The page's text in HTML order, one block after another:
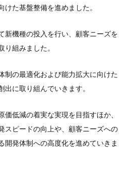
た基盤整備を進めました。
新機種の投入を行い、顧客ニーズを
り組みました。
制の最適化および能力拡大に向けた
に取り組んでいきます。
価低減の着実な実現を目指すほか、
スピードの向上や、顧客ニーズへの
開発体制への高度化を進めていきま